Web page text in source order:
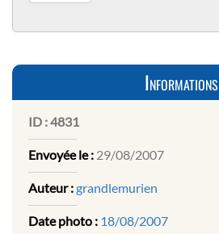
Informations
ID :4831
Envoyée le : 29/08/2007
Auteur :grandlemurien
Date photo : 18/08/2007